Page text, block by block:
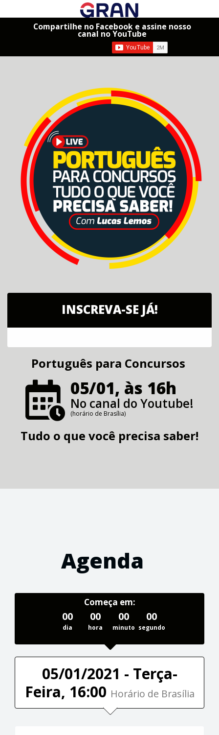
Compartilhe no Facebook e assine nosso
canal no YouTube
INSCREVA-SE JÁ!
Português para Concursos
05/01, às 16h
No canal do Youtube!
(horário de Brasília)
Tudo o que você precisa saber!
Agenda
Começa em:
00
dia
00
hora
00
minuto
00
segundo
05/01/2021 - Terça-
Feira, 16:00 Horário de Brasília